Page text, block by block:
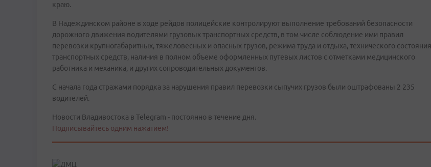
краю.
В Надеждинском районе в ходе рейдов полицейские контролируют выполнение требований безопасности
дорожного движения водителями грузовых транспортных средств, в том числе соблюдение ими правил
перевозки крупногабаритных, тяжеловесных и опасных грузов, режима труда и отдыха, технического состояния
транспортных средств, наличия в полном объеме оформленных путевых листов с отметками медицинского
работника и механика, и других сопроводительных документов.
С начала года стражами порядка за нарушения правил перевозки сыпучих грузов были оштрафованы 2 235
водителей.
Новости Владивостока в Telegram - постоянно в течение дня.
Подписывайтесь одним нажатием!